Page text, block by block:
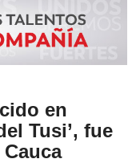
en
Tusi’, fue